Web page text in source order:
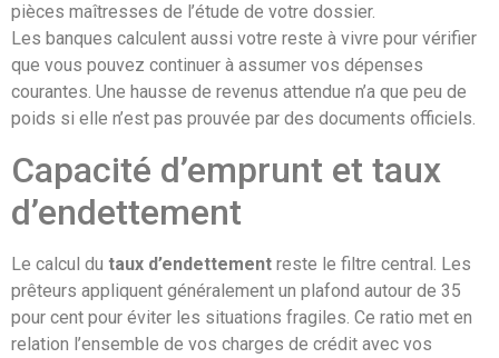
pièces maîtresses de l’étude de votre dossier.
Les banques calculent aussi votre reste à vivre pour vérifier
que vous pouvez continuer à assumer vos dépenses
courantes. Une hausse de revenus attendue n’a que peu de
poids si elle n’est pas prouvée par des documents officiels.
Capacité d’emprunt et taux
d’endettement
Le calcul du taux d’endettement reste le filtre central. Les
prêteurs appliquent généralement un plafond autour de 35
pour cent pour éviter les situations fragiles. Ce ratio met en
relation l’ensemble de vos charges de crédit avec vos